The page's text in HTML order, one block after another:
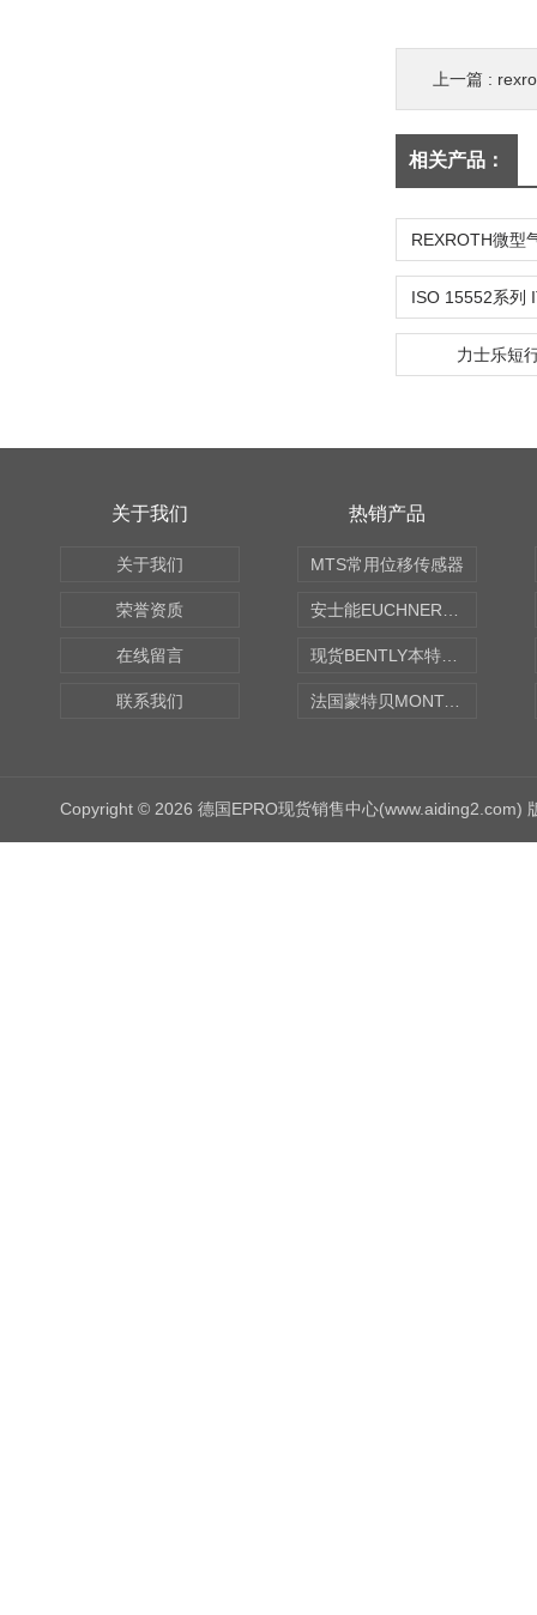
上一篇 :
相关产品：
力士乐短
关于我们
关于我们
荣誉资质
在线留言
联系我们
热销产品
MTS常用位移传感器
法国蒙特贝MONTABERT打壳机凿岩机Z92
Copyright © 2026 德国EPRO现货销售中心(www.aiding2.com)